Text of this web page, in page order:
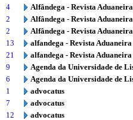
4
Alfândega - Revista Aduaneira
2
Alfândega - Revista Aduaneira
2
Alfândega - Revista Aduaneira
13
alfandega - Revista Aduaneira
21
alfandega - Revista Aduaneira
9
Agenda da Universidade de
6
Agenda da Universidade de
1
advocatus
7
advocatus
12
advocatus